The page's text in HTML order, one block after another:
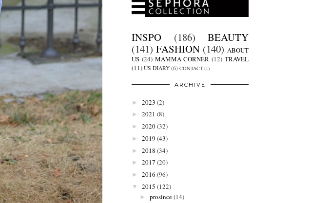
INSPO (186)
BEAUTY
(141) FASHION (140) ABOUT
US (24) MAMMA CORNER (12) TRAVEL
(11) US DIARY (6) CONTACT (1)
ARCHIVE
► 2023 (2)
► 2021 (8)
► 2020(32)
► 2019 (43)
► 2018 (34)
► 2017 (20)
► 2016 (96)
▼ 2015 (122)
► prosince(14)